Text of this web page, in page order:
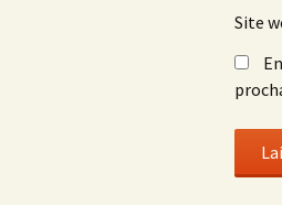
Site